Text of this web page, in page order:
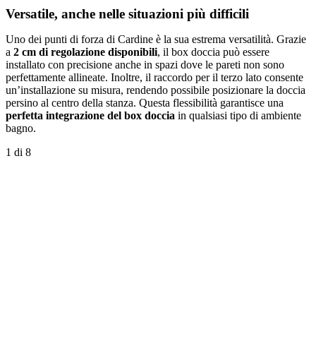
Versatile, anche nelle situazioni più difficili
Uno dei punti di forza di Cardine è la sua estrema versatilità. Grazie
a 2 cm di regolazione disponibili, il box doccia può essere
installato con precisione anche in spazi dove le pareti non sono
perfettamente allineate. Inoltre, il raccordo per il terzo lato consente
un’installazione su misura, rendendo possibile posizionare la doccia
persino al centro della stanza. Questa flessibilità garantisce una
perfetta integrazione del box doccia in qualsiasi tipo di ambiente
bagno.
1 di 8